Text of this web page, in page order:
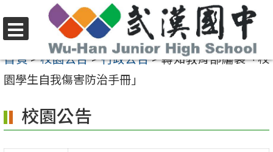
至
要
容
區
選
單
首頁>校園公告>行政公告>轉知教育部編製「校
園學生自我傷害防治手冊」
校園公告